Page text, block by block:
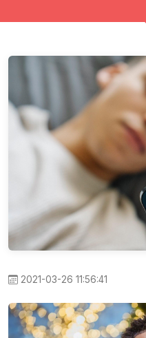
2021-03-26 11:56:41